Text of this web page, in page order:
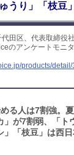
うり」「枝豆
田区、代表取締
のアンケートモニ
products/
る人は7割強。
」が7割弱、「
」「枝豆」は西